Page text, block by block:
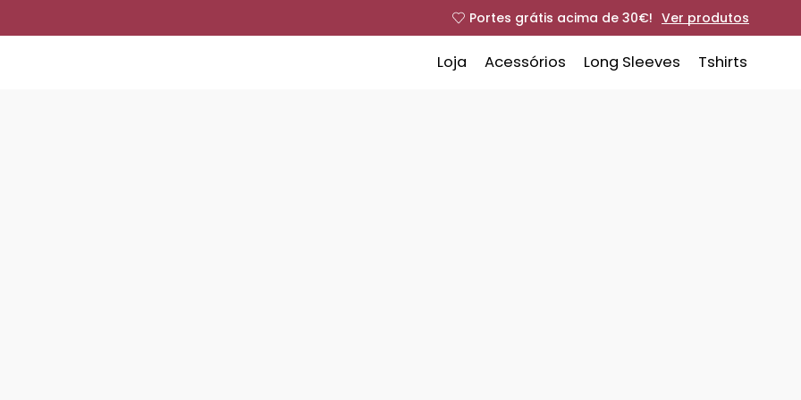
Portes grátis acima de 30€! Ver produtos
Loja Acessórios Long Sleeves Tshirts